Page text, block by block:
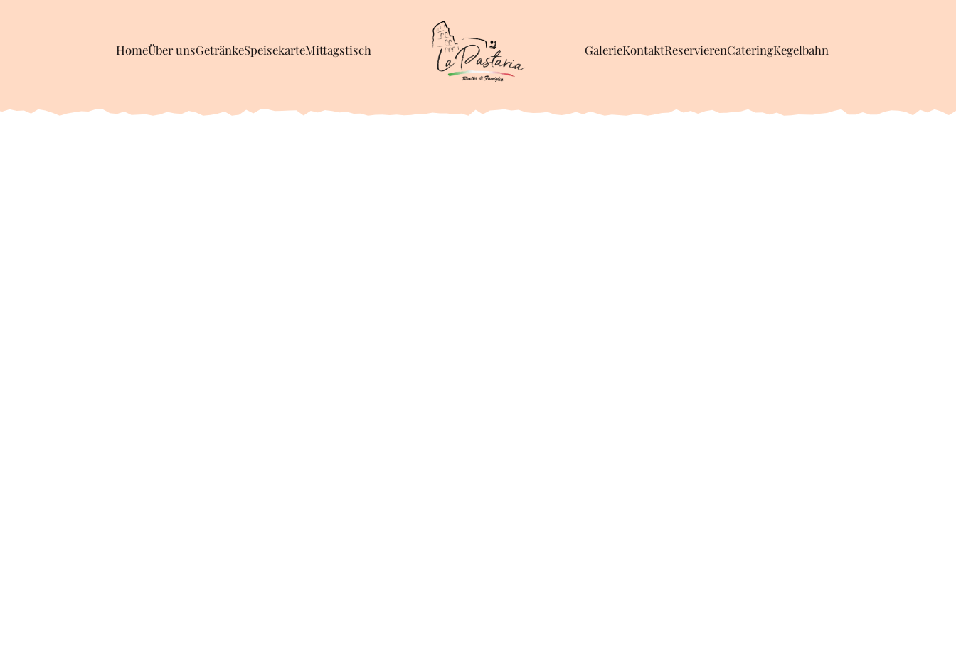
HomeÜber unsGetränkeSpeisekarteMittagstisch GalerieKontaktReservierenCateringKegelbahn